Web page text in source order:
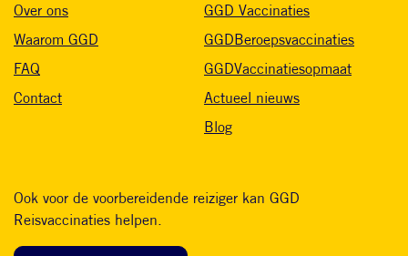
Over ons
Waarom GGD
FAQ
Contact
GGD Vaccinaties
GGDBeroepsvaccinaties
GGDVaccinatiesopmaat
Actueel nieuws
Blog
Ook voor de voorbereidende reiziger kan GGD
Reisvaccinaties helpen.